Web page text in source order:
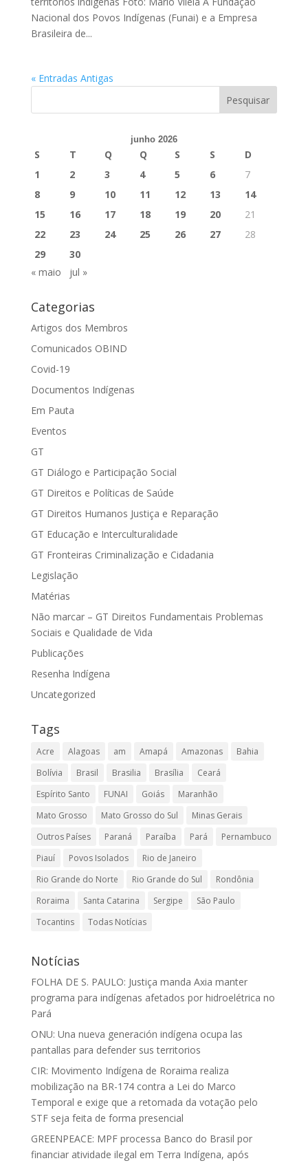
Nacional dos Povos Indígenas (Funai) e a Empresa
Brasileira de...
« Entradas Antigas
junho 2026
S T Q Q S S
D
1
2 3 4 5 6
7
8
9 10 11 12 13
14
15
16 17 18 19 20
21
22
23 24 25 26 27
28
29
30
« maio
jul »
Categorias
Artigos dos Membros
Comunicados OBIND
Covid-19
Documentos Indígenas
Em Pauta
Eventos
GT
GT Diálogo e Participação Social
GT Direitos e Políticas de Saúde
GT Direitos Humanos Justiça e Reparação
GT Educação e Interculturalidade
GT Fronteiras Criminalização e Cidadania
Legislação
Matérias
Não marcar – GT Direitos Fundamentais Problemas
Sociais e Qualidade de Vida
Publicações
Resenha Indígena
Uncategorized
Tags
Acre Alagoas am Amapá Amazonas
Bahia
Bolívia
Brasil Brasilia Brasília
Ceará
Espírito Santo
FUNAI Goiás
Maranhão
Mato Grosso
Mato Grosso do Sul
Minas Gerais
Outros Países
Paraná Paraíba Pará
Pernambuco
Piauí
Povos Isolados
Rio de Janeiro
Rio Grande do Norte
Rio Grande do Sul
Rondônia
Roraima
Santa Catarina Sergipe
São Paulo
Tocantins
Todas Notícias
Notícias
FOLHA DE S. PAULO: Justiça manda Axia manter
programa para indígenas afetados por hidroelétrica no
Pará
ONU: Una nueva generación indígena ocupa las
pantallas para defender sus territorios
CIR: Movimento Indígena de Roraima realiza
mobilização na BR-174 contra a Lei do Marco
Temporal e exige que a retomada da votação pelo
STF seja feita de forma presencial
GREENPEACE: MPF processa Banco do Brasil por
financiar atividade ilegal em Terra Indígena, após